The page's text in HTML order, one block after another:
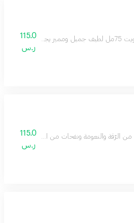
التونكا والبرغموت والكراميل والعنبر
115.0
ر.س
من الرّقة والنعومة ونفحات من الجمال
115.0
ر.س